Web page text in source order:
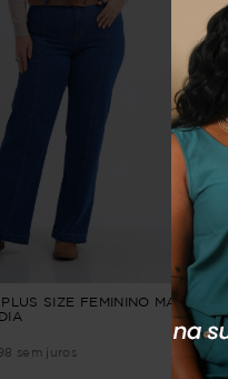
SIZE FEMININO MANGA
sem juros